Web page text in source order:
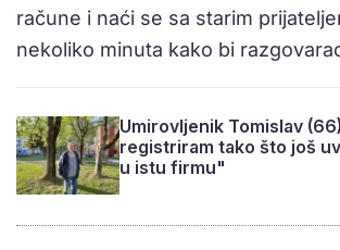
račune i naći se sa starim
nekoliko minuta kako bi
Umirovljenik Tomislav
registriram tako što još
u istu firmu"